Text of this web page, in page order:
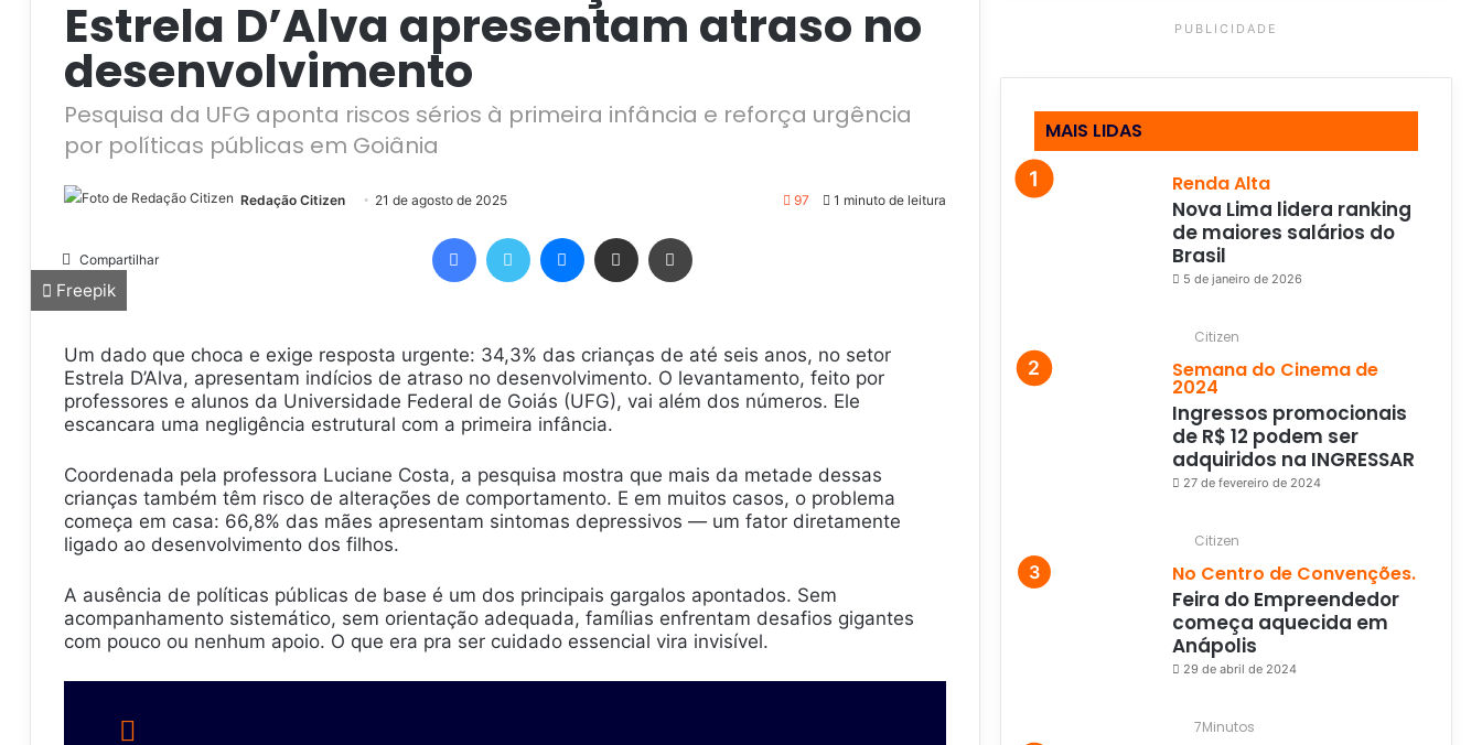
Estrela D’Alva apresentam atraso no
desenvolvimento
Pesquisa da UFG aponta riscos sérios à primeira infância e reforça urgência
por políticas públicas em Goiânia
Redação Citizen 21 de agosto de 2025 97 1 minuto de leitura
Compartilhar
Freepik
Um dado que choca e exige resposta urgente: 34,3% das crianças de até seis anos, no setor
Estrela D’Alva, apresentam indícios de atraso no desenvolvimento. O levantamento, feito por
professores e alunos da Universidade Federal de Goiás (UFG), vai além dos números. Ele
escancara uma negligência estrutural com a primeira infância.
Coordenada pela professora Luciane Costa, a pesquisa mostra que mais da metade dessas
crianças também têm risco de alterações de comportamento. E em muitos casos, o problema
começa em casa: 66,8% das mães apresentam sintomas depressivos — um fator diretamente
ligado ao desenvolvimento dos filhos.
A ausência de políticas públicas de base é um dos principais gargalos apontados. Sem
acompanhamento sistemático, sem orientação adequada, famílias enfrentam desafios gigantes
com pouco ou nenhum apoio. O que era pra ser cuidado essencial vira invisível.
PUBLICIDADE
MAIS LIDAS
Renda Alta
Nova Lima lidera ranking
de maiores salários do
Brasil
5 de janeiro de 2026
Citizen
Semana do Cinema de
2024
Ingressos promocionais
de R$ 12 podem ser
adquiridos na INGRESSAR
27 de fevereiro de 2024
Citizen
No Centro de Convenções.
Feira do Empreendedor
começa aquecida em
Anápolis
29 de abril de 2024
7Minutos